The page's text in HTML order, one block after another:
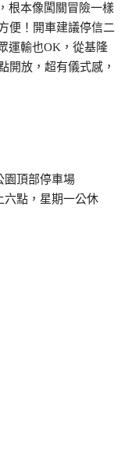
根本像闖關冒險一樣
便！開車建議停信二
運輸也OK，從基隆
開放，超有儀式感，
園頂部停車場
六點，星期一公休